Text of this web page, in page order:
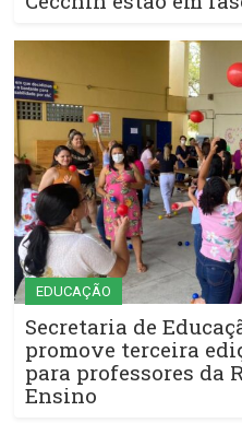
EDUCAÇÃO
Secretaria de
promove terceira
para professores da
Ensino